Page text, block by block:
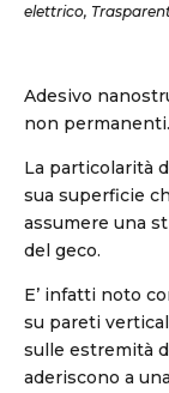
elettrico,
Adesivo
non permanenti.
La particolarità
sua superficie
assumere una
del geco.
E’ infatti noto
su pareti
sulle estremità
aderiscono a